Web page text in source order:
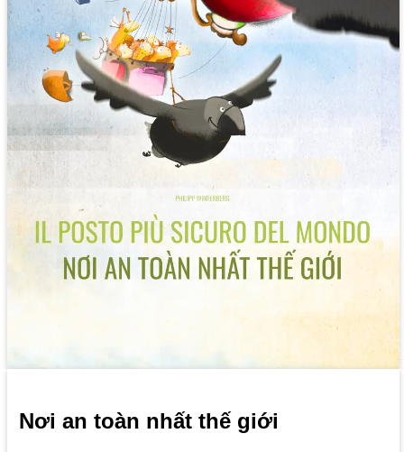
Nơi an toàn nhất thế giới